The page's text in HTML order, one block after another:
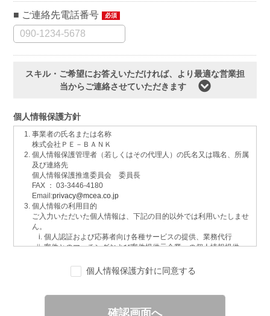
ご連絡先電話番号 必須
スキル・ご希望にお答えいただければ、より最適な営業担
当からご連絡させていただきます
個人情報保護方針
事業者の氏名または名称
株式会社ＰＥ－ＢＡＮＫ
個人情報保護管理者（若しくはその代理人）の氏名又は職名、所属
及び連絡先
個人情報保護推進委員会 委員長
FAX ： 03-3446-4180
Email:privacy@mcea.co.jp
個人情報の利用目的
ご入力いただいた個人情報は、下記の目的以外では利用いたしませ
ん。
個人認証および応募者向け各種サービスの提供、業務代行
案件とのマッチングおよび案件提供元企業への個人情報提供
サービスに関するご意見、お問い合わせへの回答
ご要望の分析、各種統計データの算出と分析
当社運営のウェブサイト訪問前にクリックされている広告の情
報（クリック日や広告掲載サイトなど）を取得のうえ、情報と
個人情報保護方針に同意する
確認画面へ